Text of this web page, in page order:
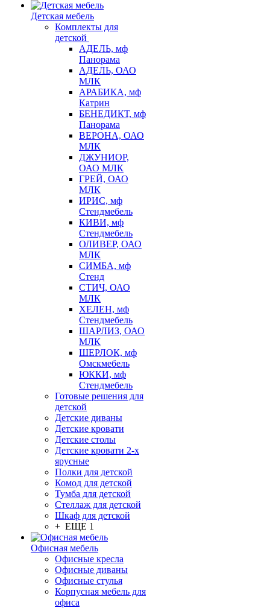
Детская мебель
Комплекты для
детской
АДЕЛЬ, мф
Панорама
АДЕЛЬ, ОАО
МЛК
АРАБИКА, мф
Катрин
БЕНЕДИКТ, мф
Панорама
ВЕРОНА, ОАО
МЛК
ДЖУНИОР,
ОАО МЛК
ГРЕЙ, ОАО
МЛК
ИРИС, мф
Стендмебель
КИВИ, мф
Стендмебель
ОЛИВЕР, ОАО
МЛК
СИМБА, мф
Стенд
СТИЧ, ОАО
МЛК
ХЕЛЕН, мф
Стендмебель
ШАРЛИЗ, ОАО
МЛК
ШЕРЛОК, мф
Омскмебель
ЮККИ, мф
Стендмебель
Готовые решения для
детской
Детские диваны
Детские кровати
Детские столы
Детские кровати 2-х
ярусные
Полки для детской
Комод для детской
Тумба для детской
Стеллаж для детской
Шкаф для детской
+ ЕЩЕ 1
Офисная мебель
Офисные кресла
Офисные диваны
Офисные стулья
Корпусная мебель для
офиса